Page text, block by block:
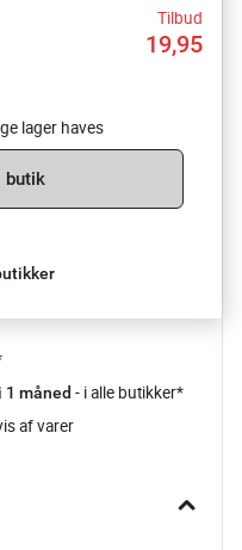
Tilbud
19,95
lager haves
butik
1 måned - i alle butikker*
af varer